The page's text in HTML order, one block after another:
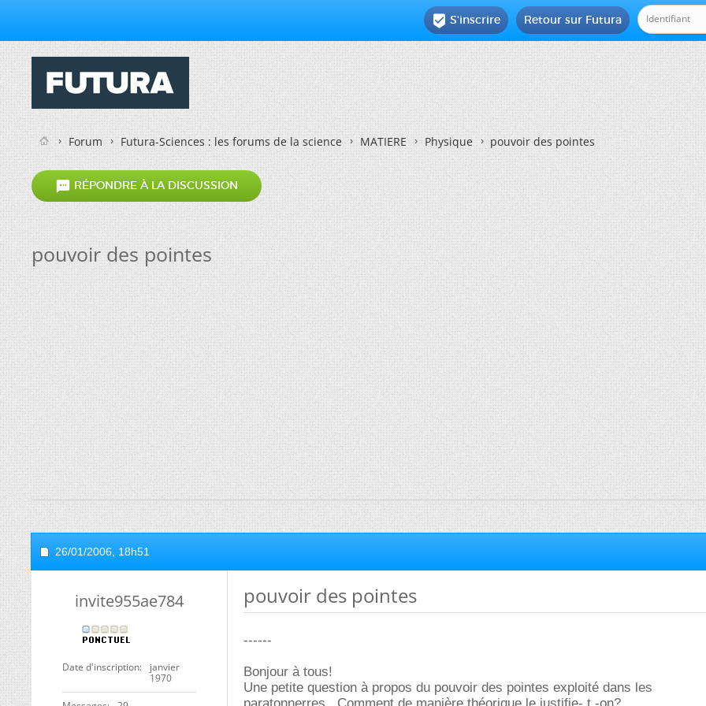
Retour sur Futura
 S'inscrire
Forum Futura-Sciences : les forums de la science MATIERE Physique pouvoir des pointes
 RÉPONDRE À LA DISCUSSION
pouvoir des pointes
26/01/2006, 18h51
invite955ae784
Date d'inscription
janvier
1970
pouvoir des pointes
------
Bonjour à tous!
Une petite question à propos du pouvoir des pointes exploité dans les